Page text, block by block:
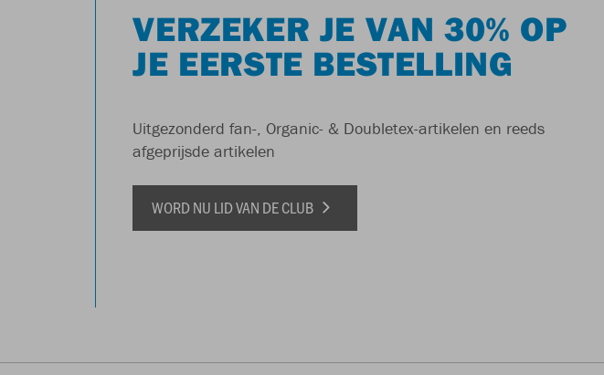
VERZEKER JE VAN 30% OP
JE EERSTE BESTELLING
Uitgezonderd fan-, Organic- & Doubletex-artikelen en reeds
afgeprijsde artikelen
WORD NU LID VAN DE CLUB